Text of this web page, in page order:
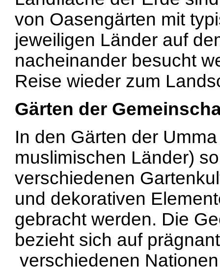
von Oasengärten mit
jeweiligen Länder auf
nacheinander besucht
Reise wieder zum
Gärten der
In den Gärten der
muslimischen Länder)
verschiedenen
und dekorativen
gebracht werden. Die
bezieht sich auf
verschiedenen